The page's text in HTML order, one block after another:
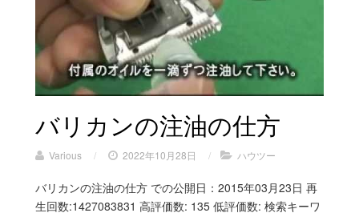
バリカンの注油の仕方
Various / 2022年10月28日 / ハウツー
バリカンの注油の仕方 での公開日：2015年03月23日 再
生回数:1427083831 高評価数: 135 低評価数: 検索キーワ